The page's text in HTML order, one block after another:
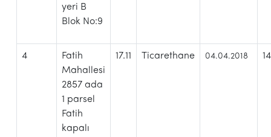
yeri B
Blok No:9
4
Fatih
Mahallesi
2857 ada
1 parsel
Fatih
kapalı
17.11 Ticarethane 04.04.2018